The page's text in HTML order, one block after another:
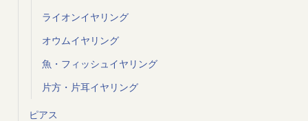
ライオンイヤリング
オウムイヤリング
魚・フィッシュイヤリング
片方・片耳イヤリング
ピアス